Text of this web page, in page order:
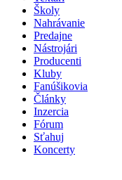
Školy
Nahrávanie
Predajne
Nástrojári
Producenti
Kluby
Fanúšikovia
Články
Inzercia
Fórum
Sťahuj
Koncerty